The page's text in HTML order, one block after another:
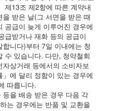
제13조 제2항에 따른 계약내
을 받은 날(그 서면을 받은 때
공급이 늦게 이루어진 경우에
급받거나 재화 등의 공급이
합니다)부터 7일 이내에는 청
수 있습니다. 다만, 청약철회
자상거래 등에서의 소비자보
」에 달리 정함이 있는 경우에
따릅니다.
등을 배송 받은 경우 다음 각
는 경우에는 반품 및 교환을